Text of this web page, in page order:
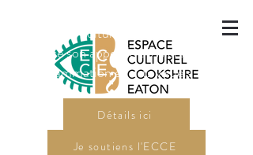
Je soutiens l'ECCE
L'Espace culturel Cookshire-Eaton
a lancé son appel de dossiers pour sa
programmation en arts visuels 2027.
Détails ici